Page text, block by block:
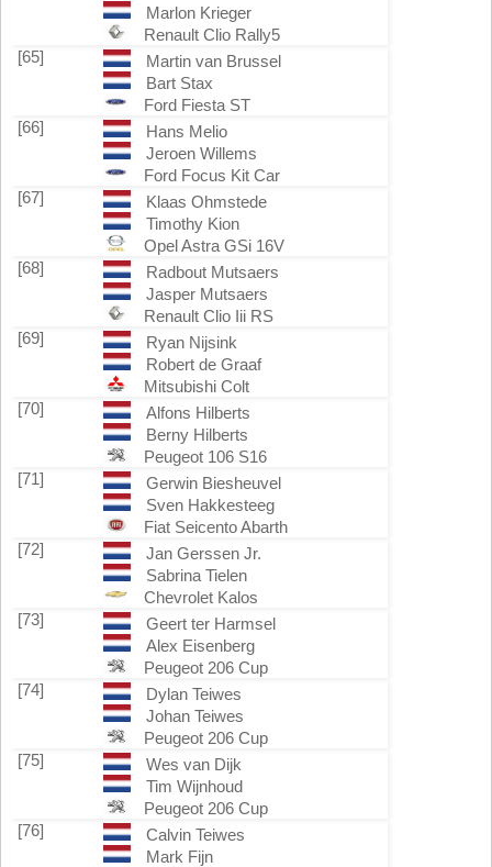
Marlon Krieger
Renault Clio Rally5
[65]
Martin van Brussel
Bart Stax
Ford Fiesta ST
[66]
Hans Melio
Jeroen Willems
Ford Focus Kit Car
[67]
Klaas Ohmstede
Timothy Kion
Opel Astra GSi 16V
[68]
Radbout Mutsaers
Jasper Mutsaers
Renault Clio Iii RS
[69]
Ryan Nijsink
Robert de Graaf
Mitsubishi Colt
[70]
Alfons Hilberts
Berny Hilberts
Peugeot 106 S16
[71]
Gerwin Biesheuvel
Sven Hakkesteeg
Fiat Seicento Abarth
[72]
Jan Gerssen Jr.
Sabrina Tielen
Chevrolet Kalos
[73]
Geert ter Harmsel
Alex Eisenberg
Peugeot 206 Cup
[74]
Dylan Teiwes
Johan Teiwes
Peugeot 206 Cup
[75]
Wes van Dijk
Tim Wijnhoud
Peugeot 206 Cup
[76]
Calvin Teiwes
Mark Fijn